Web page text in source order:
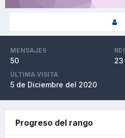
MENSAJES
50
ÚLTIMA VISITA
5 de Diciembre del 2020
Progreso del rango